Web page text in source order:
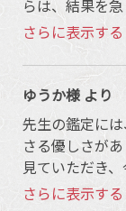
らは、結果を急
さらに表示する
ゆうか様 より
先生の鑑定に
さる優しさが
見ていただき、
さらに表示する